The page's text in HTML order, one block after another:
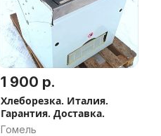
1 900 р.
Хлеборезка. Италия.
Гарантия. Доставка.
Гомель